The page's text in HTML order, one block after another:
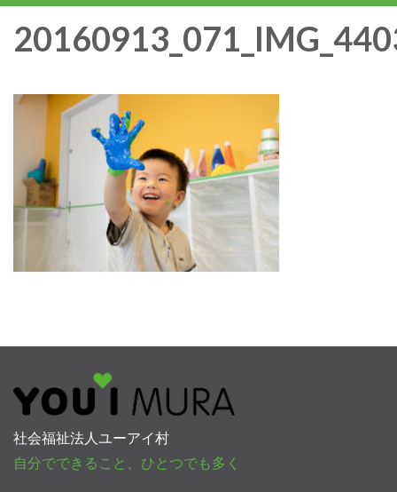
社会福祉法人ユーアイ村
自分でできること、ひとつでも多く